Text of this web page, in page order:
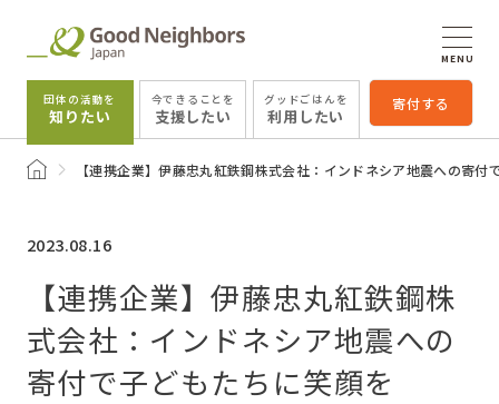
団体の活動を
知りたい
今できることを
支援したい
グッドごはんを
利用したい
寄付する
MENU
トップページ【連携企業】伊藤忠丸紅鉄鋼株式会社：インドネシア地震への寄付
2023.08.16
【連携企業】伊藤忠丸紅鉄鋼株
式会社：インドネシア地震への
寄付で子どもたちに笑顔を